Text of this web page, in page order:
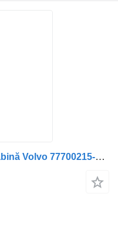
Reostat Ventilator Încălzitor Cabină Volvo 77700215-20 für LKW